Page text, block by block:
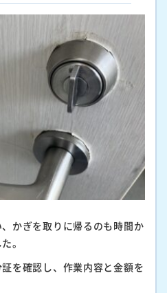
かぎを取りに帰るのも時間か
。
を確認し、作業内容と金額を